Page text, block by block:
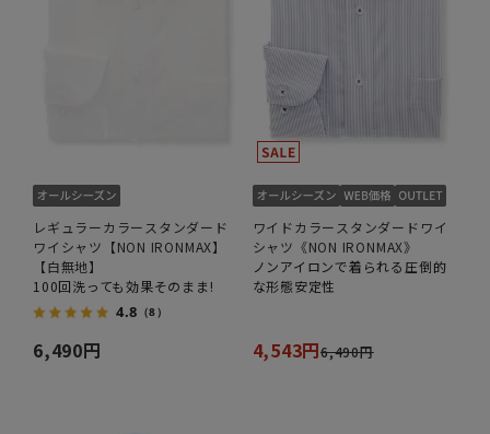
レギュラーカラースタンダード
ワイシャツ【NON IRONMAX】
【白無地】
100回洗っても効果そのまま!
4.8 （8）
6,490円
ワイドカラースタンダードワイ
シャツ《NON IRONMAX》
ノンアイロンで着られる圧倒的
な形態安定性
4,543円6,490円